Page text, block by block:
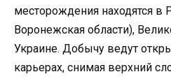
месторождения находятся в
Воронежская области),
Украине. Добычу ведут
карьерах, снимая верхний